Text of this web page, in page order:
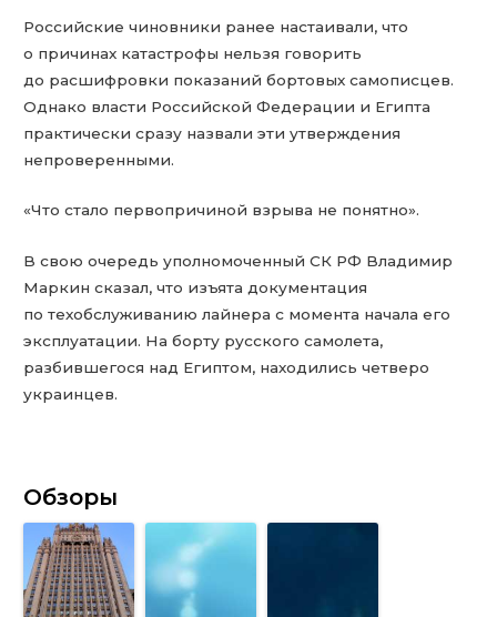
Российские чиновники ранее настаивали, что
о причинах катастрофы нельзя говорить
до расшифровки показаний бортовых самописцев.
Однако власти Российской Федерации и Египта
практически сразу назвали эти утверждения
непроверенными.
«Что стало первопричиной взрыва не понятно».
В свою очередь уполномоченный СК РФ Владимир
Маркин сказал, что изъята документация
по техобслуживанию лайнера с момента начала его
эксплуатации. На борту русского самолета,
разбившегося над Египтом, находились четверо
украинцев.
Обзоры